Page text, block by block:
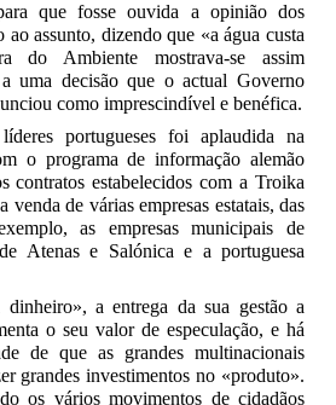
que fosse ouvida a opinião dos
ao assunto, dizendo que «a água custa
do Ambiente mostrava-se assim
uma decisão que o actual Governo
como imprescindível e benéfica.
portugueses foi aplaudida na
o programa de informação alemão
contratos estabelecidos com a Troika
venda de várias empresas estatais, das
as empresas municipais de
Atenas e Salónica e a portuguesa
dinheiro», a entrega da sua gestão a
o seu valor de especulação, e há
de que as grandes multinacionais
grandes investimentos no «produto».
os vários movimentos de cidadãos